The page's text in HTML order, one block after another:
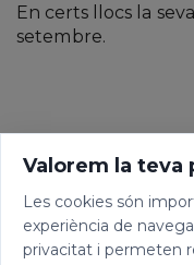
En certs llocs la
setembre.
Valorem la teva
Les cookies són
experiència de
privacitat i permeten